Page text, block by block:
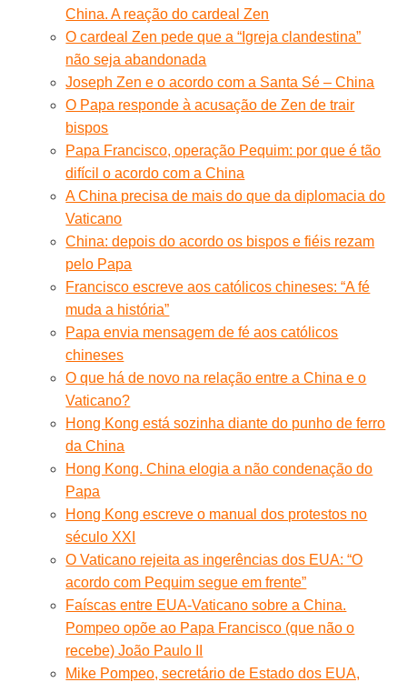
China. A reação do cardeal Zen
O cardeal Zen pede que a “Igreja clandestina”
não seja abandonada
Joseph Zen e o acordo com a Santa Sé – China
O Papa responde à acusação de Zen de trair
bispos
Papa Francisco, operação Pequim: por que é tão
difícil o acordo com a China
A China precisa de mais do que da diplomacia do
Vaticano
China: depois do acordo os bispos e fiéis rezam
pelo Papa
Francisco escreve aos católicos chineses: “A fé
muda a história”
Papa envia mensagem de fé aos católicos
chineses
O que há de novo na relação entre a China e o
Vaticano?
Hong Kong está sozinha diante do punho de ferro
da China
Hong Kong. China elogia a não condenação do
Papa
Hong Kong escreve o manual dos protestos no
século XXI
O Vaticano rejeita as ingerências dos EUA: “O
acordo com Pequim segue em frente”
Faíscas entre EUA-Vaticano sobre a China.
Pompeo opõe ao Papa Francisco (que não o
recebe) João Paulo II
Mike Pompeo, secretário de Estado dos EUA,